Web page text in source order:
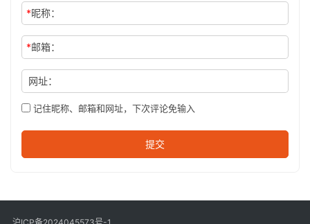
*昵称：
*邮箱：
网址：
记住昵称、邮箱和网址，下次评论免输入
提交